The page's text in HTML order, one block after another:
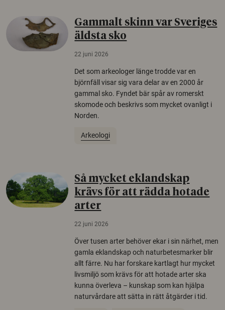
Gammalt skinn var Sveriges
äldsta sko
22 juni 2026
Det som arkeologer länge trodde var en
björnfäll visar sig vara delar av en 2000 år
gammal sko. Fyndet bär spår av romerskt
skomode och beskrivs som mycket ovanligt i
Norden.
Arkeologi
Så mycket eklandskap
krävs för att rädda hotade
arter
22 juni 2026
Över tusen arter behöver ekar i sin närhet, men
gamla eklandskap och naturbetesmarker blir
allt färre. Nu har forskare kartlagt hur mycket
livsmiljö som krävs för att hotade arter ska
kunna överleva – kunskap som kan hjälpa
naturvårdare att sätta in rätt åtgärder i tid.